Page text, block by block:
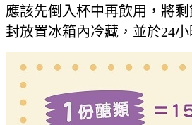
應該先倒入杯中再飲用，將
封放置冰箱內冷藏，並於24小